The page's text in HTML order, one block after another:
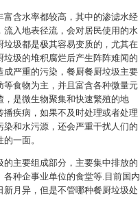
富含水率都较高，其中的渗滤水经
流入地表径流，会对居民使用的水
垃圾都是极其容易变质的，尤其在
垃圾的堆积腐烂后产生阵阵难闻的
成严重的污染，餐厨餐厨垃圾主要
等食物为主，并且富含各种微量元
，是微生物聚集和快速繁殖的地
播疾病，如果不及时处理或者处理
染和水污源，还会严重干扰人们的
一面。
的主要组成部分，主要集中排放的
各种企事业单位的食堂等.目前国内
新月异，但是不管哪种餐厨垃圾处